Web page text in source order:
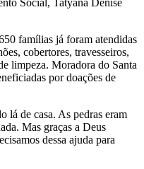
Social, Tatyana Denise
famílias já foram atendidas
cobertores, travesseiros,
limpeza. Moradora do Santa
por doações de
lá de casa. As pedras eram
Mas graças a Deus
dessa ajuda para